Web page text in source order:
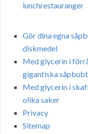
lunchrestauranger
Gör dina egna
diskmedel
Med glycerin i
gigantiska
Med glycerin i
olika saker
Privacy
Sitemap